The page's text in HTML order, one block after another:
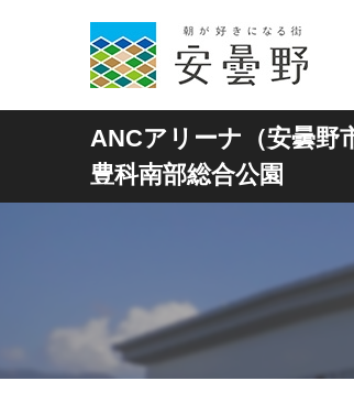
ANCアリーナ（安曇野
豊科南部総合公園